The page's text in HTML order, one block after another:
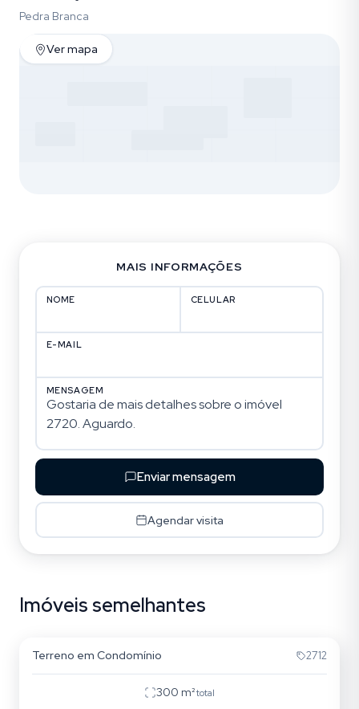
Pedra Branca
Ver mapa
MAIS INFORMAÇÕES
NOME CELULAR
E-MAIL
MENSAGEM
Enviar mensagem
Agendar visita
Imóveis semelhantes
Pedra Branca
Terreno em Condomínio 2712
300 m²total